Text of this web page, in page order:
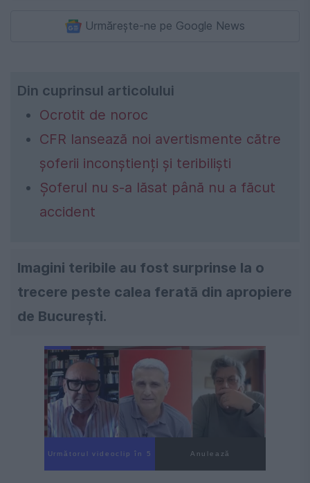
Urmărește-ne pe Google News
Din cuprinsul articolului
Ocrotit de noroc
CFR lansează noi avertismente către
șoferii inconștienți și teribiliști
Șoferul nu s-a lăsat până nu a făcut
accident
Imagini teribile au fost surprinse la o
trecere peste calea ferată din apropiere
de București.
Următorul videoclip în 4 Anulează